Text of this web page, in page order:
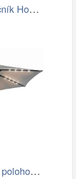
Zahradní slunečník Houseland Vortexa…
Avenberg Velký polohovatelný slunečník…